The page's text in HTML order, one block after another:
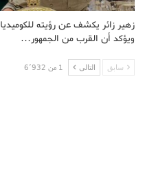
زهير زائر يكشف عن رؤيته للكوميديا
ويؤكد أن القرب من الجمهور…
سابق التالى 1 من 6٬932